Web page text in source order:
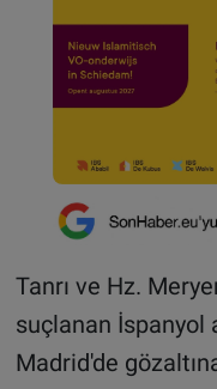
Tanrı ve Hz.
suçlanan İspanyol
Madrid'de